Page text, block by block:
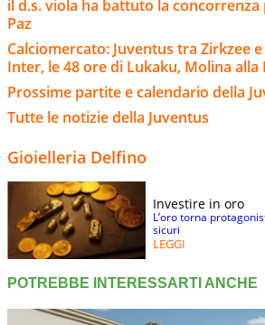
il d.s. viola ha battuto la
Paz
Calciomercato: Juventus tra Zirkzee
Inter, le 48 ore di Lukaku, Molina alla
Prossime partite e calendario della
Tutte le notizie della Juventus
Gioielleria Delfino
Investire in oro
L’oro torna
sicuri
LEGGI